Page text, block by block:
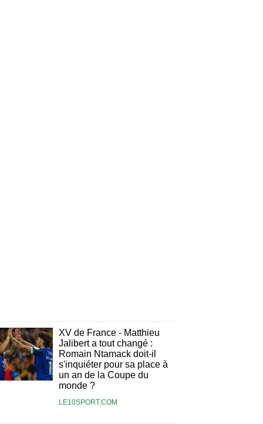
XV de France - Matthieu
Jalibert a tout changé :
Romain Ntamack doit-il
s'inquiéter pour sa place à
un an de la Coupe du
monde ?
LE10SPORT.COM